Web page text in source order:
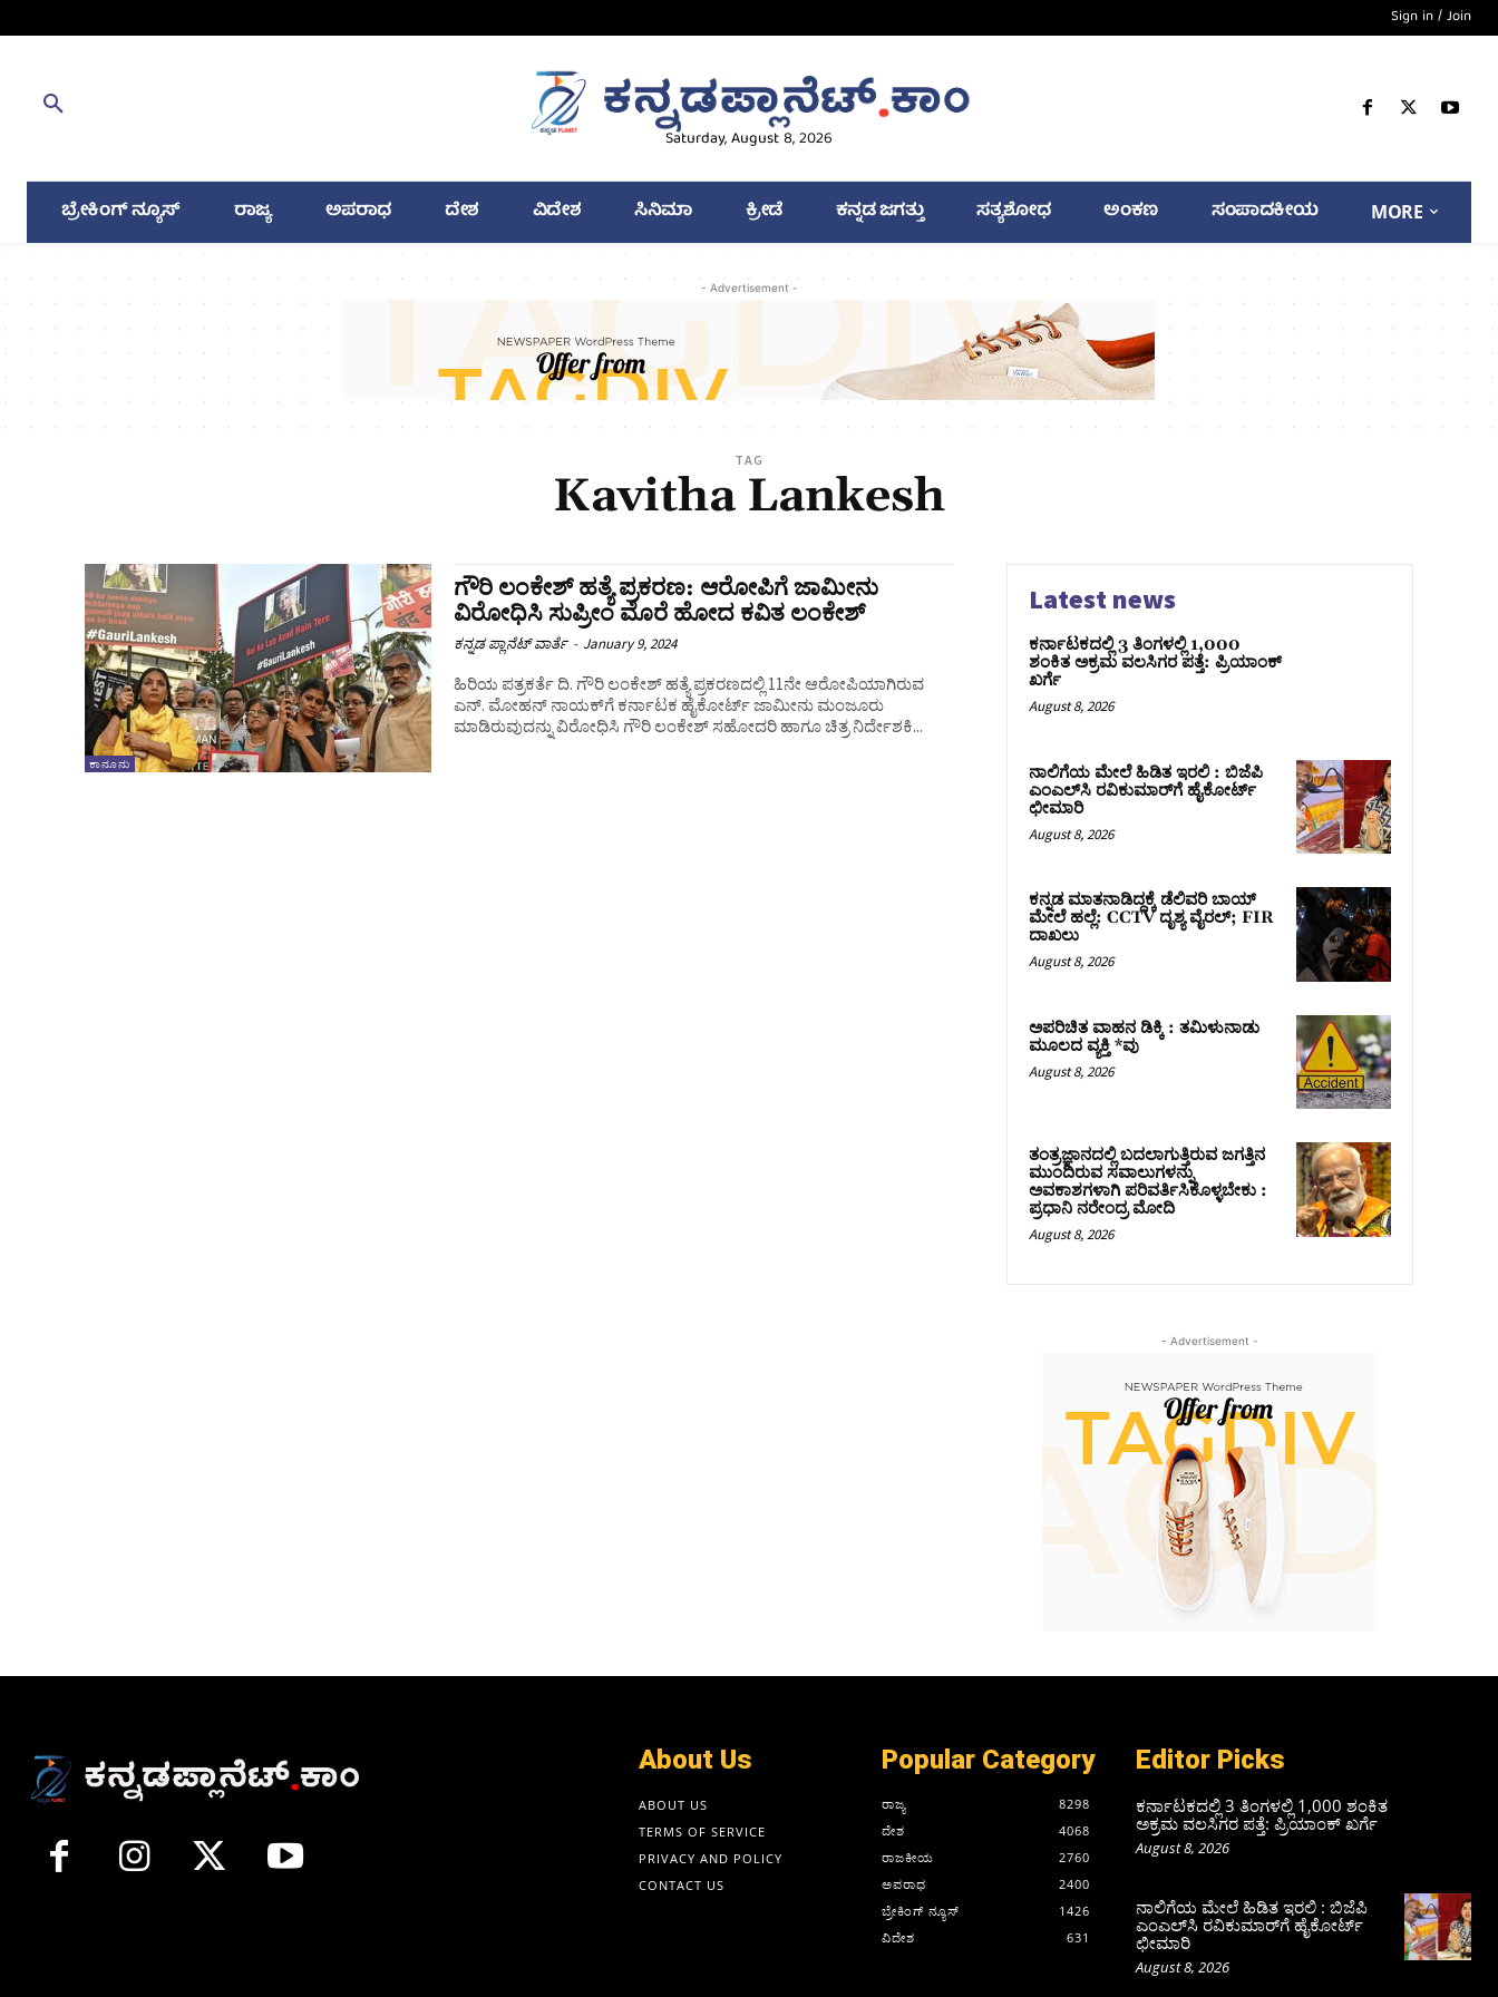
Sign in / Join
Saturday, August 8, 2026
ಬ್ರೇಕಿಂಗ್ ನ್ಯೂಸ್ ರಾಜ್ಯ ಅಪರಾಧ ದೇಶ ವಿದೇಶ ಸಿನಿಮಾ ಕ್ರೀಡೆ ಕನ್ನಡ ಜಗತ್ತು ಸತ್ಯಶೋಧ ಅಂಕಣ ಸಂಪಾದಕೀಯ MORE
- Advertisement -
TAG
Kavitha Lankesh
ಕಾನೂನು
ಗೌರಿ ಲಂಕೇಶ್ ಹತ್ಯೆ ಪ್ರಕರಣ: ಆರೋಪಿಗೆ ಜಾಮೀನು
ವಿರೋಧಿಸಿ ಸುಪ್ರೀಂ ಮೊರೆ ಹೋದ ಕವಿತ ಲಂಕೇಶ್
ಕನ್ನಡ ಪ್ಲಾನೆಟ್ ವಾರ್ತೆ - January 9, 2024
ಹಿರಿಯ ಪತ್ರಕರ್ತೆ ದಿ. ಗೌರಿ ಲಂಕೇಶ್ ಹತ್ಯೆ ಪ್ರಕರಣದಲ್ಲಿ 11ನೇ ಆರೋಪಿಯಾಗಿರುವ
ಎನ್. ಮೋಹನ್ ನಾಯಕ್‌ಗೆ ಕರ್ನಾಟಕ ಹೈಕೋರ್ಟ್‌ ಜಾಮೀನು ಮಂಜೂರು
ಮಾಡಿರುವುದನ್ನು ವಿರೋಧಿಸಿ ಗೌರಿ ಲಂಕೇಶ್ ಸಹೋದರಿ ಹಾಗೂ ಚಿತ್ರ ನಿರ್ದೇಶಕಿ...
Latest news
ಕರ್ನಾಟಕದಲ್ಲಿ 3 ತಿಂಗಳಲ್ಲಿ 1,000
ಶಂಕಿತ ಅಕ್ರಮ ವಲಸಿಗರ ಪತ್ತೆ: ಪ್ರಿಯಾಂಕ್‌
ಖರ್ಗೆ
August 8, 2026
ನಾಲಿಗೆಯ ಮೇಲೆ ಹಿಡಿತ ಇರಲಿ : ಬಿಜೆಪಿ
ಎಂಎಲ್‌ಸಿ ರವಿಕುಮಾರ್‌ಗೆ ಹೈಕೋರ್ಟ್
ಛೀಮಾರಿ
August 8, 2026
ಕನ್ನಡ ಮಾತನಾಡಿದ್ದಕ್ಕೆ ಡೆಲಿವರಿ ಬಾಯ್
ಮೇಲೆ ಹಲ್ಲೆ: CCTV ದೃಶ್ಯ ವೈರಲ್; FIR
ದಾಖಲು
August 8, 2026
ಅಪರಿಚಿತ ವಾಹನ ಡಿಕ್ಕಿ : ತಮಿಳುನಾಡು
ಮೂಲದ ವ್ಯಕ್ತಿ *ವು
August 8, 2026
ತಂತ್ರಜ್ಞಾನದಲ್ಲಿ ಬದಲಾಗುತ್ತಿರುವ ಜಗತ್ತಿನ
ಮುಂದಿರುವ ಸವಾಲುಗಳನ್ನು
ಅವಕಾಶಗಳಾಗಿ ಪರಿವರ್ತಿಸಿಕೊಳ್ಳಬೇಕು :
ಪ್ರಧಾನಿ ನರೇಂದ್ರ ಮೋದಿ
August 8, 2026
- Advertisement -
About Us
ABOUT US
TERMS OF SERVICE
PRIVACY AND POLICY
CONTACT US
Popular Category
ರಾಜ್ಯ
8298
ದೇಶ
4068
ರಾಜಕೀಯ
2760
ಅಪರಾಧ
2400
ಬ್ರೇಕಿಂಗ್ ನ್ಯೂಸ್
1426
ವಿದೇಶ
631
Editor Picks
ಕರ್ನಾಟಕದಲ್ಲಿ 3 ತಿಂಗಳಲ್ಲಿ 1,000 ಶಂಕಿತ
ಅಕ್ರಮ ವಲಸಿಗರ ಪತ್ತೆ: ಪ್ರಿಯಾಂಕ್‌ ಖರ್ಗೆ
August 8, 2026
ನಾಲಿಗೆಯ ಮೇಲೆ ಹಿಡಿತ ಇರಲಿ : ಬಿಜೆಪಿ
ಎಂಎಲ್‌ಸಿ ರವಿಕುಮಾರ್‌ಗೆ ಹೈಕೋರ್ಟ್
ಛೀಮಾರಿ
August 8, 2026